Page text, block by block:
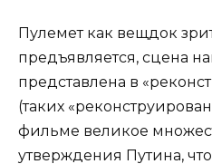
Пулемет как вещдок
предъявляется, сцена
представлена в
(таких
фильме великое
утверждения Путина, что